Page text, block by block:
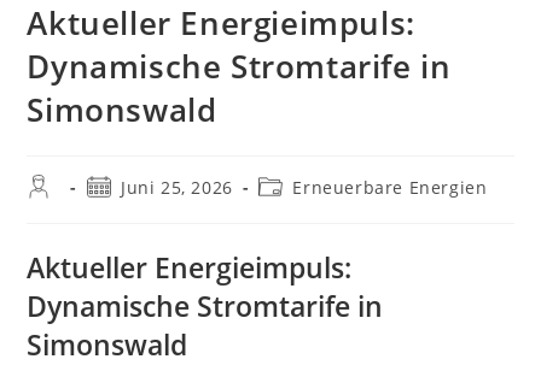
Aktueller Energieimpuls:
Dynamische Stromtarife in
Simonswald
Beitrags-BeitragJuni 25, 2026
Beitrags-
Erneuerbare Energien
Aktueller Energieimpuls:
Dynamische Stromtarife in
Simonswald